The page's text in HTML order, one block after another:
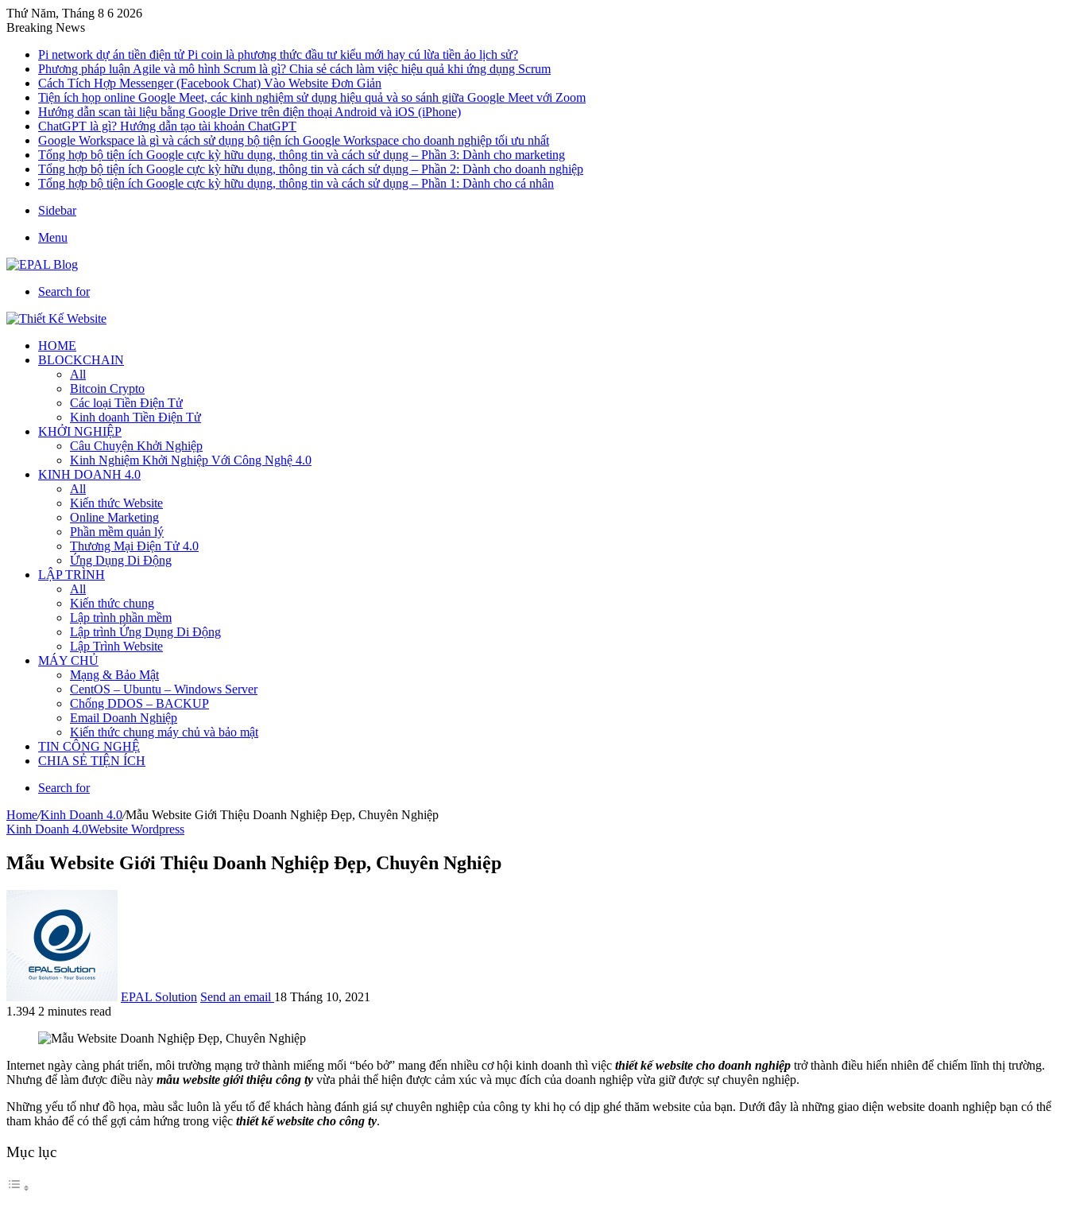
Thứ Năm, Tháng 8 6 2026
Breaking News
Pi network dự án tiền điện tử Pi coin là phương thức đầu tư kiểu mới hay cú lừa tiền ảo lịch sử?
Phương pháp luận Agile và mô hình Scrum là gì? Chia sẻ cách làm việc hiệu quả khi ứng dụng Scrum
Cách Tích Hợp Messenger (Facebook Chat) Vào Website Đơn Giản
Tiện ích họp online Google Meet, các kinh nghiệm sử dụng hiệu quả và so sánh giữa Google Meet với Zoom
Hướng dẫn scan tài liệu bằng Google Drive trên điện thoại Android và iOS (iPhone)
ChatGPT là gì? Hướng dẫn tạo tài khoản ChatGPT
Google Workspace là gì và cách sử dụng bộ tiện ích Google Workspace cho doanh nghiệp tối ưu nhất
Tổng hợp bộ tiện ích Google cực kỳ hữu dụng, thông tin và cách sử dụng – Phần 3: Dành cho marketing
Tổng hợp bộ tiện ích Google cực kỳ hữu dụng, thông tin và cách sử dụng – Phần 2: Dành cho doanh nghiệp
Tổng hợp bộ tiện ích Google cực kỳ hữu dụng, thông tin và cách sử dụng – Phần 1: Dành cho cá nhân
Sidebar
Menu
Search for
HOME
BLOCKCHAIN
All
Bitcoin Crypto
Các loại Tiền Điện Tử
Kinh doanh Tiền Điện Tử
KHỞI NGHIỆP
Câu Chuyện Khởi Nghiệp
Kinh Nghiệm Khởi Nghiệp Với Công Nghệ 4.0
KINH DOANH 4.0
All
Kiến thức Website
Online Marketing
Phần mềm quản lý
Thương Mại Điện Tử 4.0
Ứng Dụng Di Động
LẬP TRÌNH
All
Kiến thức chung
Lập trình phần mềm
Lập trình Ứng Dụng Di Động
Lập Trình Website
MÁY CHỦ
Mạng & Bảo Mật
CentOS – Ubuntu – Windows Server
Chống DDOS – BACKUP
Email Doanh Nghiệp
Kiến thức chung máy chủ và bảo mật
TIN CÔNG NGHỆ
CHIA SẺ TIỆN ÍCH
Search for
Home/Kinh Doanh 4.0/Mẫu Website Giới Thiệu Doanh Nghiệp Đẹp, Chuyên Nghiệp
Kinh Doanh 4.0Website Wordpress
Mẫu Website Giới Thiệu Doanh Nghiệp Đẹp, Chuyên Nghiệp
EPAL Solution Send an email 18 Tháng 10, 2021
1.394 2 minutes read
Internet ngày càng phát triển, môi trường mạng trở thành miếng mối “béo bở” mang đến nhiều cơ hội kinh doanh thì việc thiết kế website cho doanh nghiệp trở thành điều hiển nhiên để chiếm lĩnh thị trường.
Nhưng để làm được điều này mẫu website giới thiệu công ty vừa phải thể hiện được cảm xúc và mục đích của doanh nghiệp vừa giữ được sự chuyên nghiệp.
Những yếu tố như đồ họa, màu sắc luôn là yếu tố để khách hàng đánh giá sự chuyên nghiệp của công ty khi họ có dịp ghé thăm website của bạn. Dưới đây là những giao diện website doanh nghiệp bạn có thể
tham khảo để có thể gợi cảm hứng trong việc thiết kế website cho công ty.
Mục lục